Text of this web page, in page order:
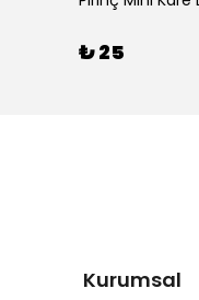
₺ 25
Kurumsal